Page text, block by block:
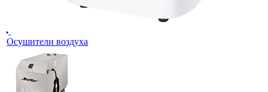
Осушители воздуха